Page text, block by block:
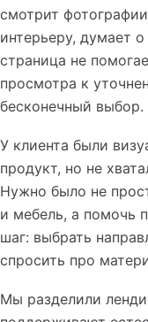
смотрит
интерьеру, думает
страница не
просмотра к
бесконечный выбор.
У клиента были
продукт, но не
Нужно было не
и мебель, а помочь
шаг: выбрать
спросить про
Мы разделили